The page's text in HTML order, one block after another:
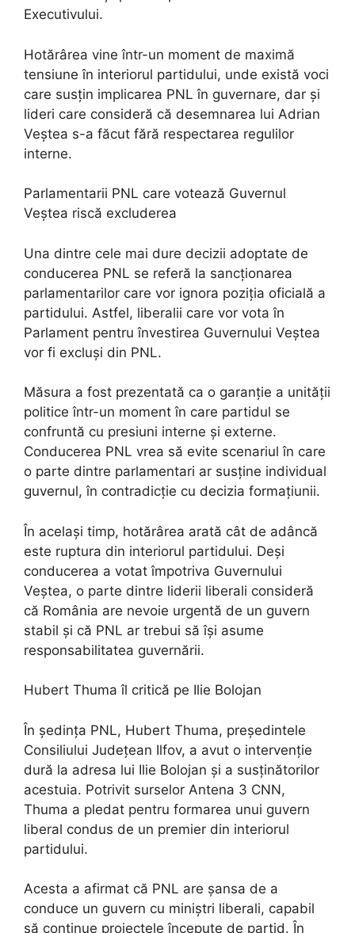
Executivului.
Hotărârea vine într-un moment de maximă
tensiune în interiorul partidului, unde există voci
care susțin implicarea PNL în guvernare, dar și
lideri care consideră că desemnarea lui Adrian
Veștea s-a făcut fără respectarea regulilor
interne.
Parlamentarii PNL care votează Guvernul
Veștea riscă excluderea
Una dintre cele mai dure decizii adoptate de
conducerea PNL se referă la sancționarea
parlamentarilor care vor ignora poziția oficială a
partidului. Astfel, liberalii care vor vota în
Parlament pentru învestirea Guvernului Veștea
vor fi excluși din PNL.
Măsura a fost prezentată ca o garanție a unității
politice într-un moment în care partidul se
confruntă cu presiuni interne și externe.
Conducerea PNL vrea să evite scenariul în care
o parte dintre parlamentari ar susține individual
guvernul, în contradicție cu decizia formațiunii.
În același timp, hotărârea arată cât de adâncă
este ruptura din interiorul partidului. Deși
conducerea a votat împotriva Guvernului
Veștea, o parte dintre liderii liberali consideră
că România are nevoie urgentă de un guvern
stabil și că PNL ar trebui să își asume
responsabilitatea guvernării.
Hubert Thuma îl critică pe Ilie Bolojan
În ședința PNL, Hubert Thuma, președintele
Consiliului Județean Ilfov, a avut o intervenție
dură la adresa lui Ilie Bolojan și a susținătorilor
acestuia. Potrivit surselor Antena 3 CNN,
Thuma a pledat pentru formarea unui guvern
liberal condus de un premier din interiorul
partidului.
Acesta a afirmat că PNL are șansa de a
conduce un guvern cu miniștri liberali, capabil
să continue proiectele începute de partid. În